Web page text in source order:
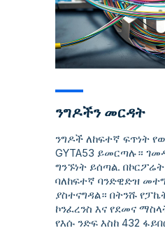
ንግዶችን መርዳት
ንግዶች ለከፍተኛ ፍጥነት
GYTA53 ይመርጣሉ።
ግንኙነት ይሰጣል.
ባለከፍተኛ ባንድዊድዝ
ያስተናግዳል። በትንሹ
ኮንፈረንስ እና የደመና
የእሱ ንድፍ እስከ 432